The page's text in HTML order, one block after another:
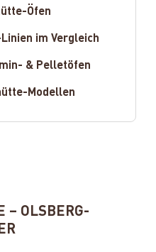
Öfen
im Vergleich
& Pelletöfen
Modellen
– OLSBERG-